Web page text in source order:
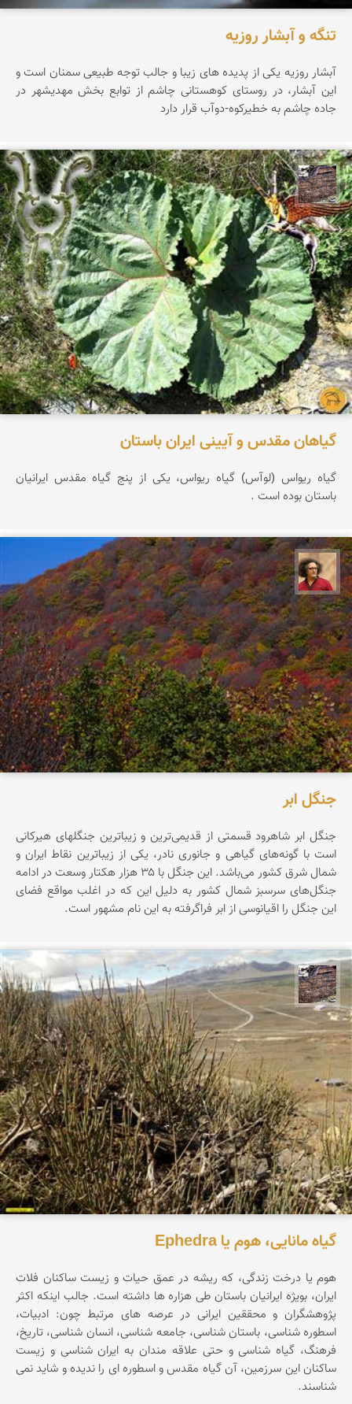
تنگه و آبشار روزیه
آبشار روزيه يکی از پديده های زيبا و جالب توجه طبيعی سمنان است و
اين آبشار، در روستای کوهستانی چاشم از توابع بخش مهديشهر در
جاده چاشم به خطیرکوه-دوآب قرار دارد
محمد ناصری فرد
گیاهان مقدس و آیینی ایران باستان
گیاه ریواس (لوآس) گیاه ریواس، یکی از پنج گیاه مقدس ایرانیان
باستان بوده است .
مصطفی ربیعی بهشتی
جنگل ابر
جنگل ابر شاهرود قسمتی از قدیمی‌ترین و زیباترین جنگلهای هیرکانی
است با گونه‌های گیاهی و جانوری نادر، یکی از زیباترین نقاط ایران و
شمال شرق کشور می‌باشد. این جنگل با ۳۵ هزار هکتار وسعت در ادامه
جنگل‌های سرسبز شمال کشور به دلیل این که در اغلب مواقع فضای
این جنگل را اقیانوسی از ابر فراگرفته به این نام مشهور است.
محمد ناصری فرد
گیاه مانایی، هوم یا Ephedra
هوم یا درخت زندگی، که ریشه در عمق حیات و زیست ساکنان فلات
ایران، بویژه ایرانیان باستان طی هزاره ها داشته است. جالب اینکه اکثر
پژوهشگران و محققین ایرانی در عرصه های مرتبط چون: ادبیات،
اسطوره شناسی، باستان شناسی، جامعه شناسی، انسان شناسی، تاریخ،
فرهنگ، گیاه شناسی و حتی علاقه مندان به ایران شناسی و زیست
ساکنان این سرزمین، آن گیاه مقدس و اسطوره ای را ندیده و شاید نمی
شناسند.